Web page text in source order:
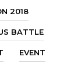
2018
BATTLE
EVENT